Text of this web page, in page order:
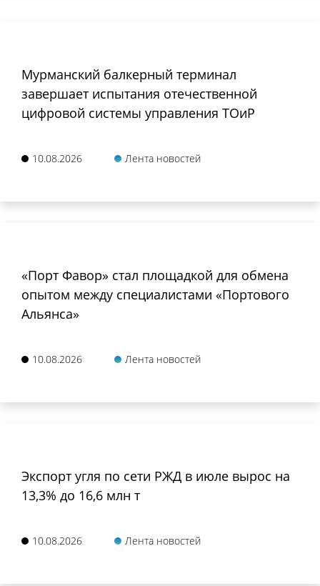
Мурманский балкерный терминал
завершает испытания отечественной
цифровой системы управления ТОиР
10.08.2026 Лента новостей
«Порт Фавор» стал площадкой для обмена
опытом между специалистами «Портового
Альянса»
10.08.2026 Лента новостей
Экспорт угля по сети РЖД в июле вырос на
13,3% до 16,6 млн т
10.08.2026 Лента новостей